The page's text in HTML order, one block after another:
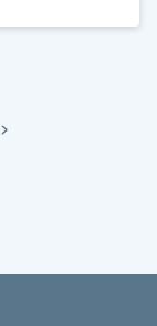
Pagina successiva
›